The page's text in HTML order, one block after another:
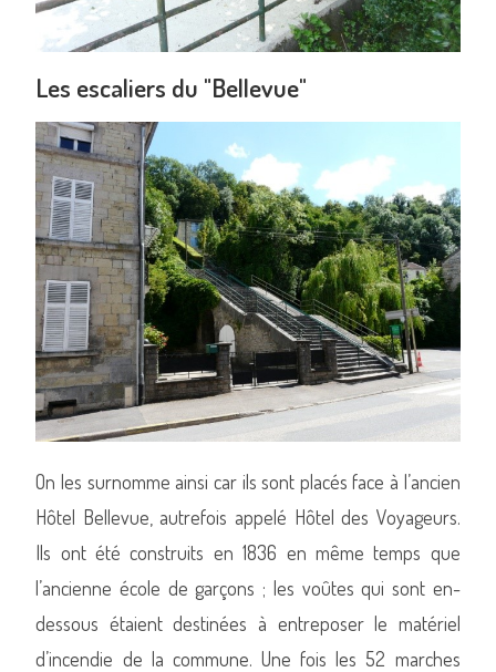
Les escaliers du "Bellevue"
On les surnomme ainsi car ils sont placés face à l’ancien
Hôtel Bellevue, autrefois appelé Hôtel des Voyageurs.
Ils ont été construits en 1836 en même temps que
l’ancienne école de garçons ; les voûtes qui sont en-
dessous étaient destinées à entreposer le matériel
d’incendie de la commune. Une fois les 52 marches